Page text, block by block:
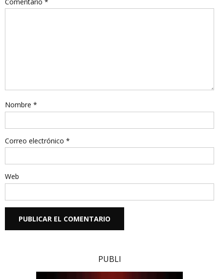
Nombre *
Correo electrónico *
Web
PUBLI